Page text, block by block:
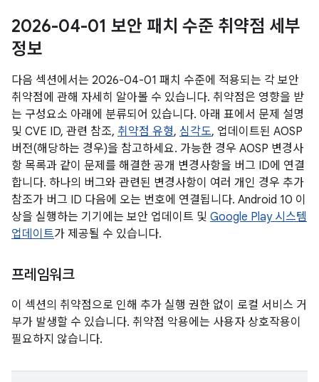
2026-04-01 보안 패치 수준 취약점 세부
정보
다음 섹션에서는 2026-04-01 패치 수준에 적용되는 각 보안
취약점에 관해 자세히 알아볼 수 있습니다. 취약점은 영향을 받
는 구성요소 아래에 분류되어 있습니다. 아래 표에서 문제 설명
및 CVE ID, 관련 참조, 취약점 유형, 심각도, 업데이트된 AOSP
버전(해당하는 경우)을 참고하세요. 가능한 경우 AOSP 변경사
항 목록과 같이 문제를 해결한 공개 변경사항을 버그 ID에 연결
합니다. 하나의 버그와 관련된 변경사항이 여러 개인 경우 추가
참조가 버그 ID 다음에 오는 번호에 연결됩니다. Android 10 이
상을 실행하는 기기에는 보안 업데이트 및 Google Play 시스템
업데이트가 제공될 수 있습니다.
프레임워크
이 섹션의 취약점으로 인해 추가 실행 권한 없이 로컬 서비스 거
부가 발생할 수 있습니다. 취약점 악용에는 사용자 상호작용이
필요하지 않습니다.